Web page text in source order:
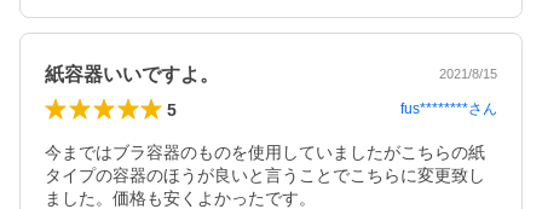
紙容器いいですよ。 2021/8/15
5 fus********さん
今まではブラ容器のものを使用していましたがこちらの紙
タイプの容器のほうが良いと言うことでこちらに変更致し
ました。価格も安くよかったです。